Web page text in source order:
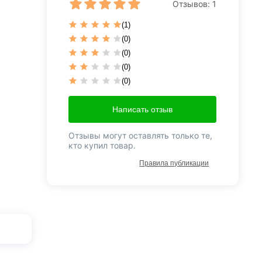
Отзывов: 1
(1)
(0)
(0)
(0)
(0)
Написать отзыв
Отзывы могут оставлять только те,
кто купил товар.
Правила публикации